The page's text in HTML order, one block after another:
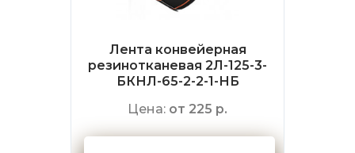
Лента конвейерная
резинотканевая 2Л-125-3-
БКНЛ-65-2-2-1-НБ
Цена: от 225 р.